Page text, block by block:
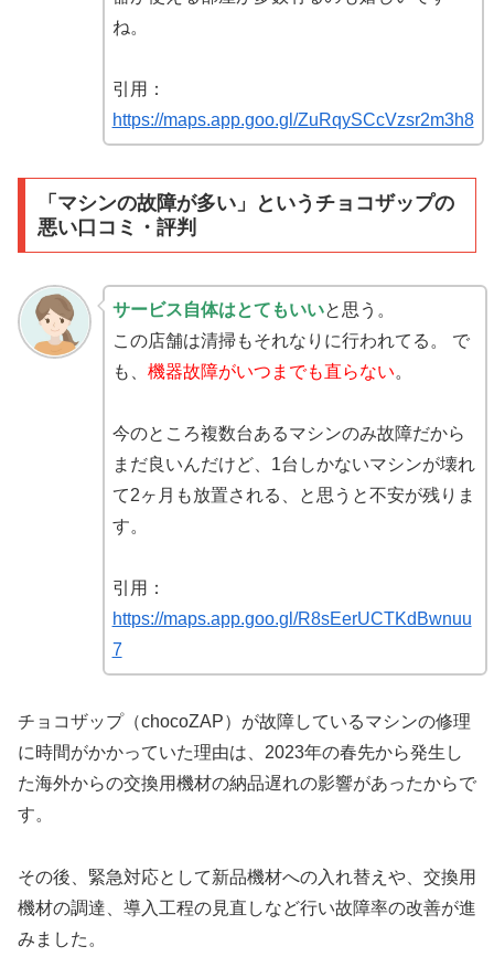
ね。
引用：
https://maps.app.goo.gl/ZuRqySCcVzsr2m3h8
「マシンの故障が多い」というチョコザップの
悪い口コミ・評判
サービス自体はとてもいいと思う。
この店舗は清掃もそれなりに行われてる。 で
も、 機器故障がいつまでも直らない。
今のところ複数台あるマシンのみ故障だから
まだ良いんだけど、1台しかないマシンが壊れ
て2ヶ月も放置される、と思うと不安が残りま
す。
引用：
https://maps.app.goo.gl/R8sEerUCTKdBwnuu
7
チョコザップ（chocoZAP）が故障しているマシンの修理
に時間がかかっていた理由は、2023年の春先から発生し
た海外からの交換用機材の納品遅れの影響があったからで
す。
その後、緊急対応として新品機材への入れ替えや、交換用
機材の調達、導入工程の見直しなど行い故障率の改善が進
みました。